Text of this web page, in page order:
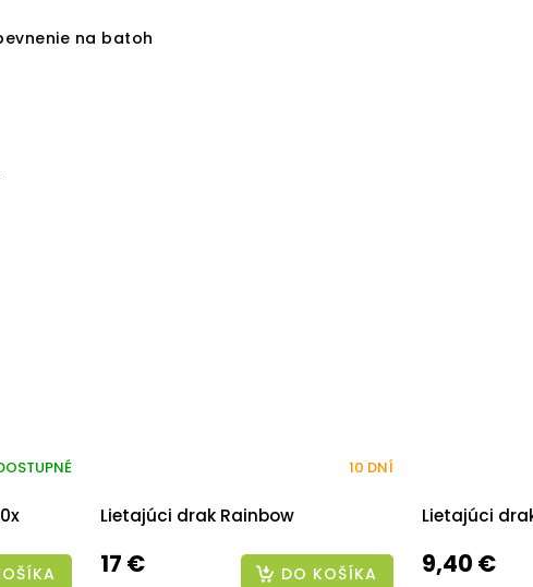
na batoh
Lietajúci drak Rainbow
10 DNÍ
17 € DO KOŠÍKA
Lietajúci
9,40 €